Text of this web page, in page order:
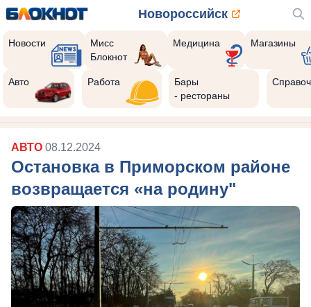
Новороссийск
Новости
Мисс
Блокнот
Медицина Магазины
Авто Работа
Бары
- рестораны
АВТО 08.12.2024
Остановка в Приморском районе
возвращается «на родину"